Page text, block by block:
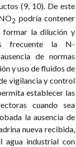
(9, 10). De este
2 podría contener
formar la dilución y
frecuente la N-
de normas
y uso de fluidos de
vigilancia y control
establecer las
cuando sea
la ausencia de
nueva recibida,
agua industrial con